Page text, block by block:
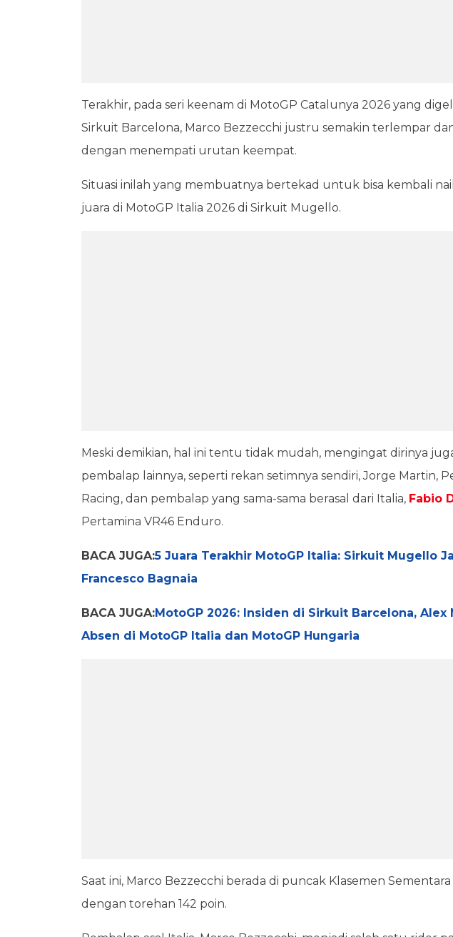
Terakhir, pada seri keenam di MotoGP Catalunya 2026 yang
Sirkuit Barcelona, Marco Bezzecchi justru semakin terlempar
dengan menempati urutan keempat.
Situasi inilah yang membuatnya bertekad untuk bisa kembali
juara di MotoGP Italia 2026 di Sirkuit Mugello.
Meski demikian, hal ini tentu tidak mudah, mengingat dirinya
pembalap lainnya, seperti rekan setimnya sendiri, Jorge Martin,
Racing, dan pembalap yang sama-sama berasal dari Italia, Fabio
Pertamina VR46 Enduro.
BACA JUGA:5 Juara Terakhir MotoGP Italia: Sirkuit Mugello
Francesco Bagnaia
BACA JUGA:MotoGP 2026: Insiden di Sirkuit Barcelona, Alex
Absen di MotoGP Italia dan MotoGP Hungaria
Saat ini, Marco Bezzecchi berada di puncak Klasemen
dengan torehan 142 poin.